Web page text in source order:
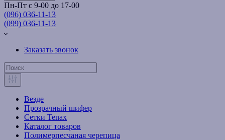
Пн-Пт с 9-00 до 17-00
(096) 036-11-13
(099) 036-11-13
Заказать звонок
Везде
Прозрачный шифер
Сетки Tenax
Каталог товаров
Полимерпесчаная черепица